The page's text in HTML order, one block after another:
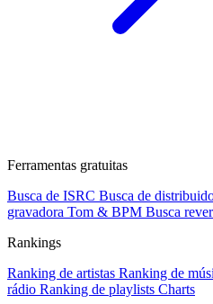
Ferramentas gratuitas
Busca de ISRC Busca de
gravadora Tom & BPM Busca
Rankings
Ranking de artistas Ranking de
rádio Ranking de playlists Charts